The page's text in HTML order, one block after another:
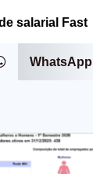
salarial Fast
WhatsApp